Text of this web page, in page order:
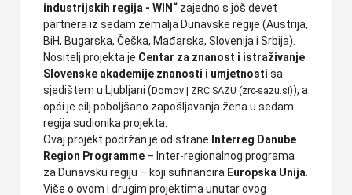
industrijskih regija - WIN“ zajedno s još devet
partnera iz sedam zemalja Dunavske regije (Austrija,
BiH, Bugarska, Češka, Mađarska, Slovenija i Srbija).
Nositelj projekta je Centar za znanost i istraživanje
Slovenske akademije znanosti i umjetnosti sa
sjedištem u Ljubljani (Domov | ZRC SAZU (zrc-sazu.si)), a
opći je cilj poboljšano zapošljavanja žena u sedam
regija sudionika projekta.
Ovaj projekt podržan je od strane Interreg Danube
Region Programme – Inter-regionalnog programa
za Dunavsku regiju – koji sufinancira Europska Unija
Više o ovom i drugim projektima unutar ovog